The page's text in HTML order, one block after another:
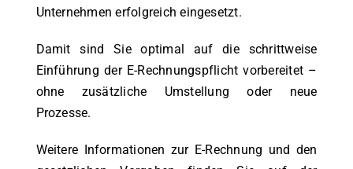
Unternehmen erfolgreich eingesetzt.
Damit sind Sie optimal auf die schrittweise
Einführung der E-Rechnungspflicht vorbereitet –
ohne zusätzliche Umstellung oder neue
Prozesse.
Weitere Informationen zur E-Rechnung und den